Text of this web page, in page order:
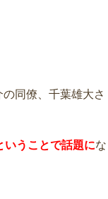
同僚、千葉雄大さ
いうことで話題にな